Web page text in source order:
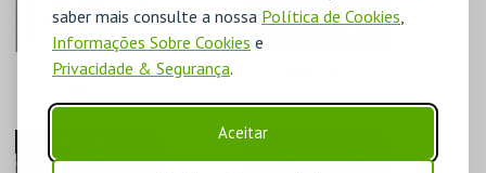
saber mais consulte a nossa Política de Cookies,
Informações Sobre Cookies e
Privacidade & Segurança.
Aceitar
PÁTIO DO CUNHA,
CUNHA ERIKA MOTA
CRIATIVIDADE
GAIATO, A CADA
CASA DA
CRIATIVIDADE